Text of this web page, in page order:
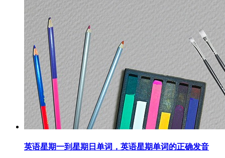
英语星期一到星期日单词，英语星期单词的正确发音